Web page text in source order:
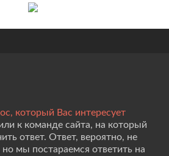
который Вас интересует
к команде сайта, на который
ответ. Ответ, вероятно, не
мы постараемся ответить на